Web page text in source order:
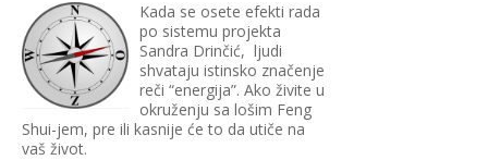
Kada se osete efekti rada
po sistemu projekta
Sandra Drinčić, ljudi
shvataju istinsko značenje
reči “energija”. Ako živite u
okruženju sa lošim Feng
Shui-jem, pre ili kasnije će to da utiče na
vaš život.